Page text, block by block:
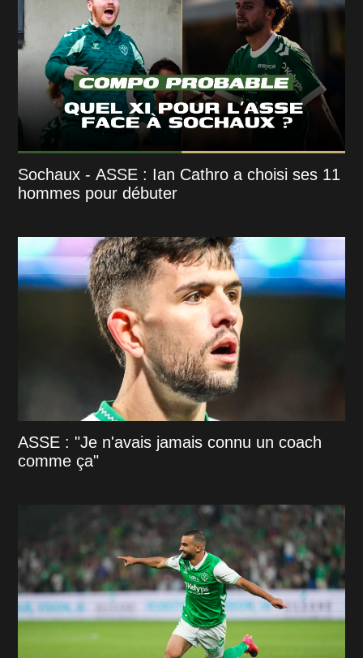
Sochaux - ASSE : Ian Cathro a choisi ses 11
hommes pour débuter
ASSE : "Je n'avais jamais connu un coach
comme ça"